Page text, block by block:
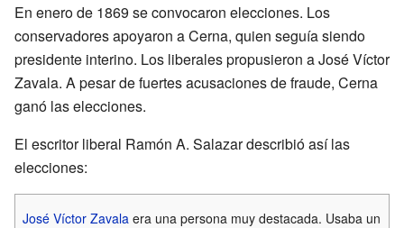
En enero de 1869 se convocaron elecciones. Los
conservadores apoyaron a Cerna, quien seguía siendo
presidente interino. Los liberales propusieron a José Víctor
Zavala. A pesar de fuertes acusaciones de fraude, Cerna
ganó las elecciones.
El escritor liberal Ramón A. Salazar describió así las
elecciones:
José Víctor Zavala era una persona muy destacada. Usaba un